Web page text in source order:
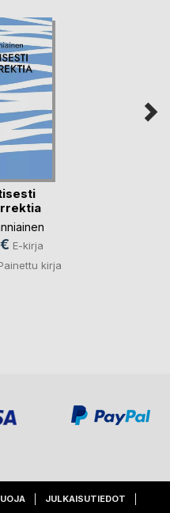
E-kirja
kirja
JULKAISUTIEDOT